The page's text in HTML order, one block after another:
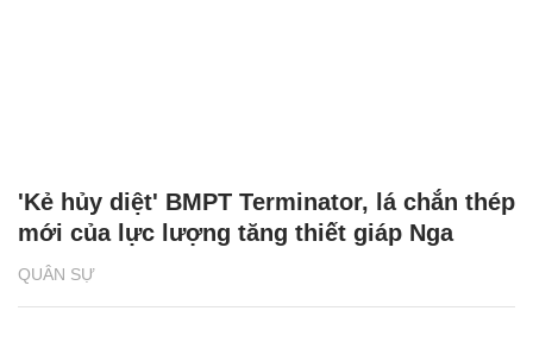
QUÂN SỰ
'Kẻ hủy diệt' BMPT Terminator, lá chắn thép
mới của lực lượng tăng thiết giáp Nga